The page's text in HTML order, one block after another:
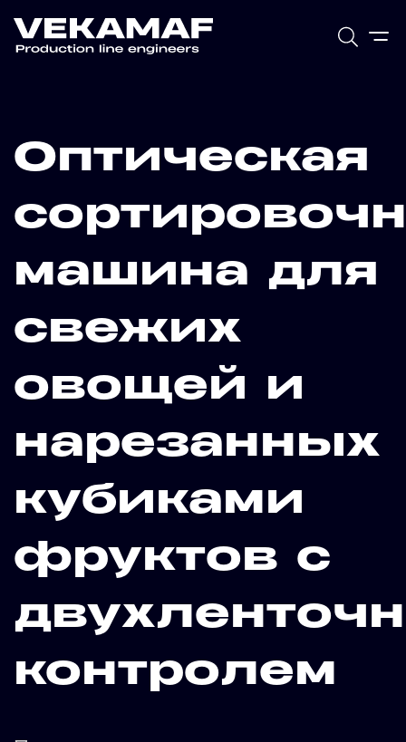
Оптическая
машина для
свежих
овощей и
нарезанных
кубиками
фруктов с
контролем